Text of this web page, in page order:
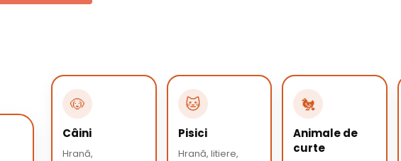
🐶
Câini
Hrană,
🐱
Pisici
Hrană, litiere,
🐔
Animale de
curte